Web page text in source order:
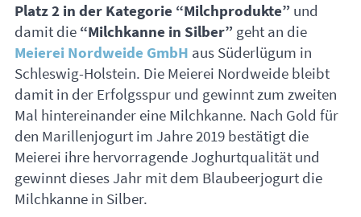
Platz 2 in der Kategorie “Milchprodukte” und
damit die “Milchkanne in Silber” geht an die
Meierei Nordweide GmbH aus Süderlügum in
Schleswig-Holstein. Die Meierei Nordweide bleibt
damit in der Erfolgsspur und gewinnt zum zweiten
Mal hintereinander eine Milchkanne. Nach Gold für
den Marillenjogurt im Jahre 2019 bestätigt die
Meierei ihre hervorragende Joghurtqualität und
gewinnt dieses Jahr mit dem Blaubeerjogurt die
Milchkanne in Silber.